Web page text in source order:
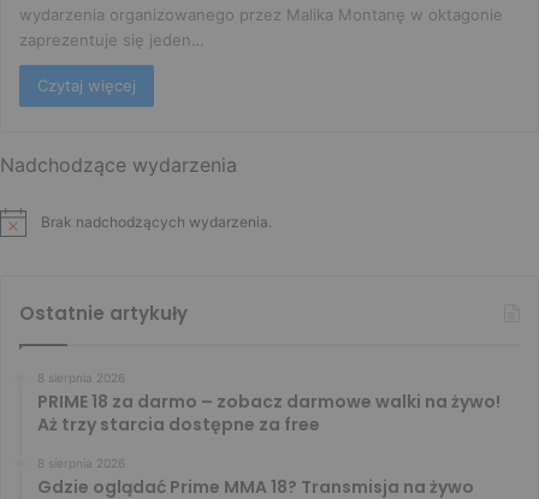
wydarzenia organizowanego przez Malika Montanę w oktagonie
zaprezentuje się jeden…
Czytaj więcej
Nadchodzące wydarzenia
Brak nadchodzących wydarzenia.
Ostatnie artykuły
8 sierpnia 2026
PRIME 18 za darmo – zobacz darmowe walki na żywo!
Aż trzy starcia dostępne za free
8 sierpnia 2026
Gdzie oglądać Prime MMA 18? Transmisja na żywo